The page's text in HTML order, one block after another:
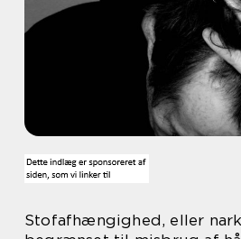
Stofafhængighed, eller